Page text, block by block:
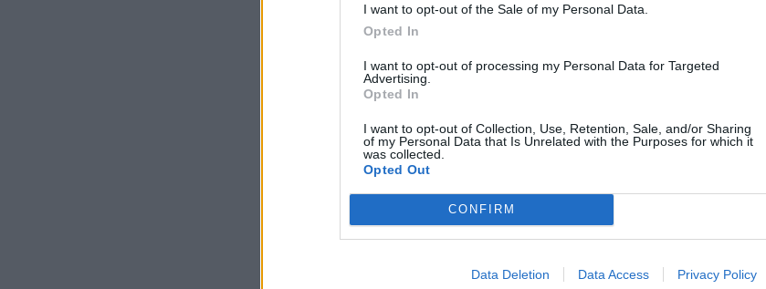
I want to opt-out of the Sale of my Personal Data.
Opted In
I want to opt-out of processing my Personal Data for Targeted
Advertising.
Opted In
I want to opt-out of Collection, Use, Retention, Sale, and/or Sharing
of my Personal Data that Is Unrelated with the Purposes for which it
was collected.
Opted Out
CONFIRM
Data Deletion Data Access Privacy Policy